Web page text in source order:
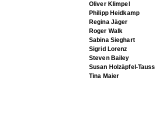
Oliver Klimpel
Philipp Heidkamp
Regina Jäger
Roger Walk
Sabina Sieghart
Sigrid Lorenz
Steven Bailey
Susan Holzäpfel-Tauss
Tina Maier